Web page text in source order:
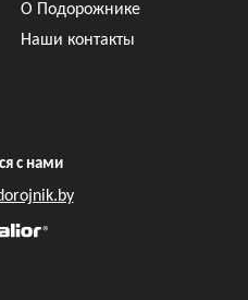
О Подорожнике
Наши контакты
с нами